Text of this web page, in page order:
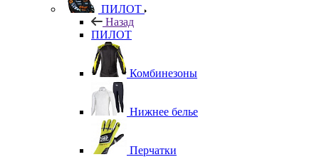
ПИЛОТ
Назад
ПИЛОТ
Комбинезоны
Нижнее белье
Перчатки